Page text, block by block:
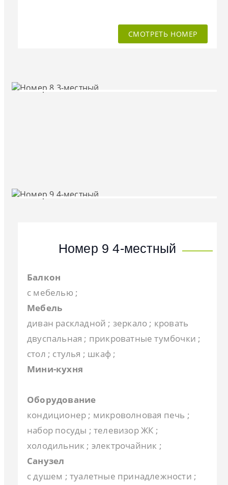
СМОТРЕТЬ НОМЕР
Номер 9 4-местный
Балкон
с мебелью ;
Мебель
диван раскладной ; зеркало ; кровать
двуспальная ; прикроватные тумбочки ;
стол ; стулья ; шкаф ;
Мини-кухня
Оборудование
кондиционер ; микроволновая печь ;
набор посуды ; телевизор ЖК ;
холодильник ; электрочайник ;
Санузел
с душем ; туалетные принадлежности ;